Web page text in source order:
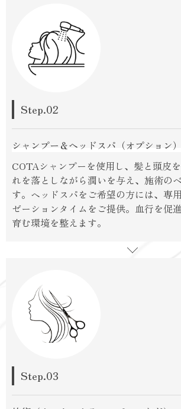
Step.02
シャンプー＆ヘッドスパ（オプション）
COTAシャンプーを使用し、髪と頭皮
れを落としながら潤いを与え、施術の
す。ヘッドスパをご希望の方には、専
ゼーションタイムをご提供。血行を促
育む環境を整えます。
Step.03